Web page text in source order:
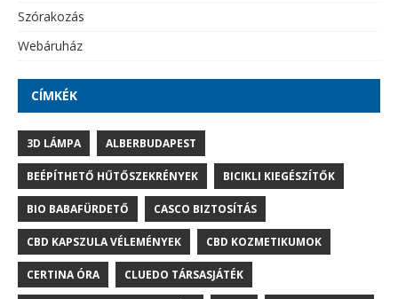
Szórakozás
Webáruház
CÍMKÉK
3D LÁMPA ALBERBUDAPEST
BEÉPÍTHETŐ HŰTŐSZEKRÉNYEK BICIKLI KIEGÉSZÍTŐK
BIO BABAFÜRDETŐ CASCO BIZTOSÍTÁS
CBD KAPSZULA VÉLEMÉNYEK CBD KOZMETIKUMOK
CERTINA ÓRA CLUEDO TÁRSASJÁTÉK